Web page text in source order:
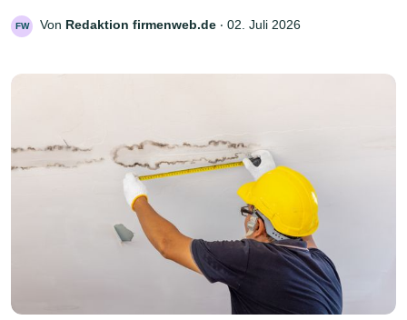
FW Von Redaktion firmenweb.de ‧ 02. Juli 2026